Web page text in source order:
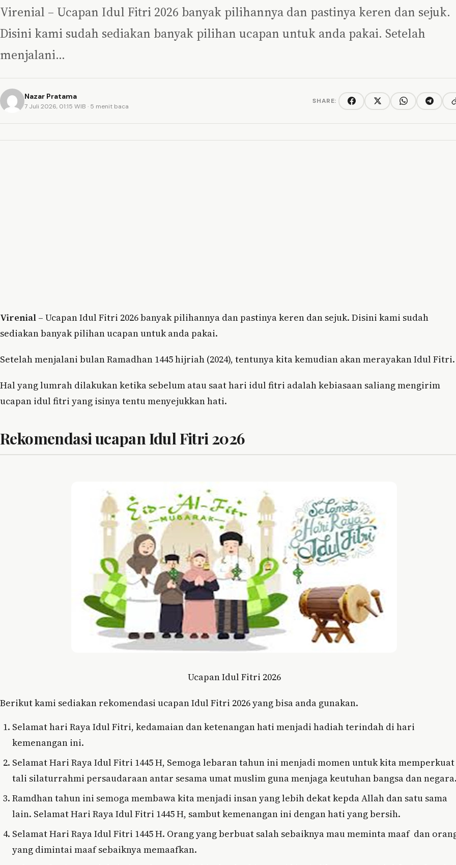
Virenial – Ucapan Idul Fitri 2026 banyak pilihannya dan pastinya keren dan sejuk.
Disini kami sudah sediakan banyak pilihan ucapan untuk anda pakai. Setelah
menjalani…
Nazar Pratama
7 Juli 2026, 01:15 WIB · 5 menit baca
SHARE: FacebookTwitter/XWhatsAppTelegram
Virenial – Ucapan Idul Fitri 2026 banyak pilihannya dan pastinya keren dan sejuk. Disini kami sudah
sediakan banyak pilihan ucapan untuk anda pakai.
Setelah menjalani bulan Ramadhan 1445 hijriah (2024), tentunya kita kemudian akan merayakan Idul Fitri.
Hal yang lumrah dilakukan ketika sebelum atau saat hari idul fitri adalah kebiasaan saliang mengirim
ucapan idul fitri yang isinya tentu menyejukkan hati.
Rekomendasi ucapan Idul Fitri 2026
Ucapan Idul Fitri 2026
Berikut kami sediakan rekomendasi ucapan Idul Fitri 2026 yang bisa anda gunakan.
Selamat hari Raya Idul Fitri, kedamaian dan ketenangan hati menjadi hadiah terindah di hari
kemenangan ini.
Selamat Hari Raya Idul Fitri 1445 H, Semoga lebaran tahun ini menjadi momen untuk kita memperkuat
tali silaturrahmi persaudaraan antar sesama umat muslim guna menjaga keutuhan bangsa dan
Ramdhan tahun ini semoga membawa kita menjadi insan yang lebih dekat kepda Allah dan satu sama
lain. Selamat Hari Raya Idul Fitri 1445 H, sambut kemenangan ini dengan hati yang bersih.
Selamat Hari Raya Idul Fitri 1445 H. Orang yang berbuat salah sebaiknya mau meminta maaf dan
yang dimintai maaf sebaiknya memaafkan.